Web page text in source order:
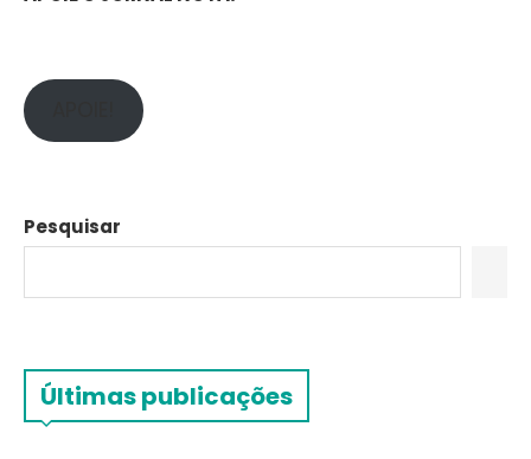
Pesquisar
Últimas publicações